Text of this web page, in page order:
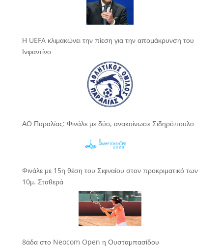
Η UEFA κλιμακώνει την πίεση για την απομάκρυνση του
Ινφαντίνο
ΑΟ Παραλίας: Φινάλε με δύο, ανακοίνωσε Σιδηρόπουλο
Φινάλε με 15η θέση του Σιφναίου στον προκριματικό των
10μ. Σταθερά
8άδα στο Neocom Open η Ουσταμπασίδου